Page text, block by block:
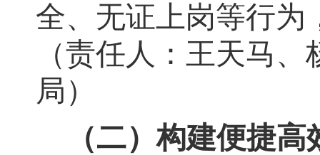
全、无证上岗等行为
（责任人：王天马
局）
（二）构建便捷